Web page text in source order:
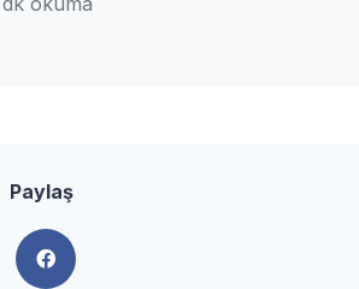
Paylaş